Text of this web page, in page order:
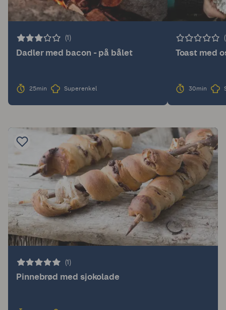
(1)
Dadler med bacon - på bålet
25min Superenkel
Toast med
30min
(1)
Pinnebrød med sjokolade